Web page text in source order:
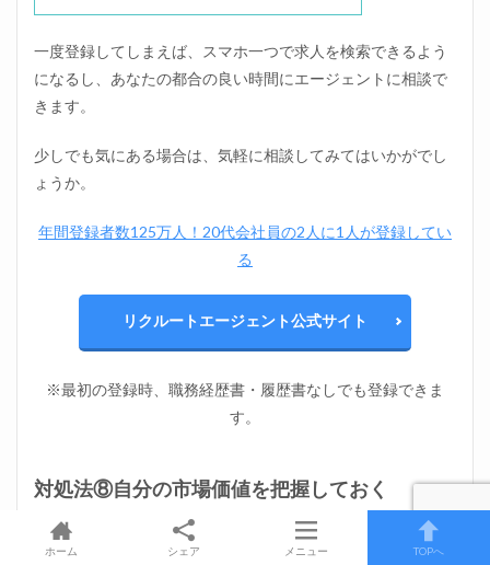
一度登録してしまえば、スマホ一つで求人を検索できるよう
になるし、あなたの都合の良い時間にエージェントに相談で
きます。
少しでも気にある場合は、気軽に相談してみてはいかがでし
ょうか。
年間登録者数125万人！20代会社員の2人に1人が登録してい
る
リクルートエージェント公式サイト
※最初の登録時、職務経歴書・履歴書なしでも登録できま
す。
対処法⑧自分の市場価値を把握しておく
会社で働いていると、忘れがちになりますが、市場価値につ
ホーム シェア メニュー TOPへ